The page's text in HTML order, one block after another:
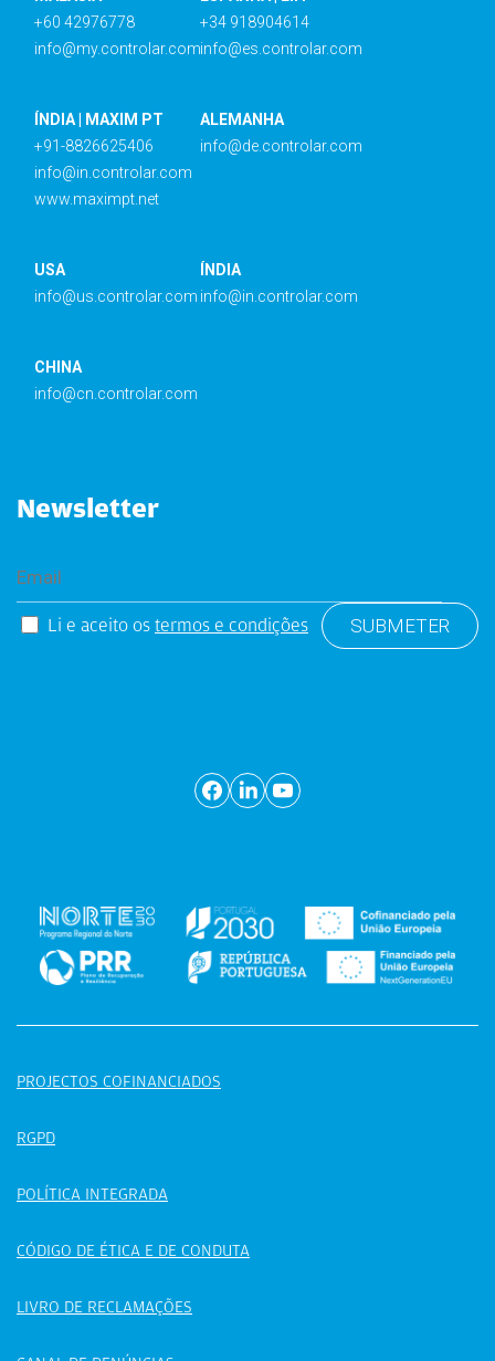
+60 42976778
info@my.controlar.com
+34 918904614
info@es.controlar.com
ÍNDIA | MAXIM PT
+91-8826625406
info@in.controlar.com
www.maximpt.net
ALEMANHA
info@de.controlar.com
USA
info@us.controlar.com
ÍNDIA
info@in.controlar.com
CHINA
info@cn.controlar.com
Newsletter
Li e aceito os termos e condições
PROJECTOS COFINANCIADOS
RGPD
POLÍTICA INTEGRADA
CÓDIGO DE ÉTICA E DE CONDUTA
LIVRO DE RECLAMAÇÕES